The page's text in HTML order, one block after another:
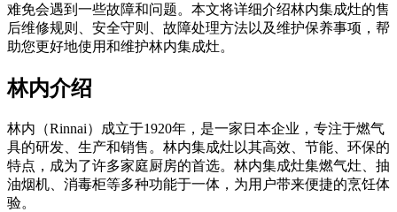
难免会遇到一些故障和问题。本文将详细介绍林内集成灶的售
后维修规则、安全守则、故障处理方法以及维护保养事项，帮
助您更好地使用和维护林内集成灶。
林内介绍
林内（Rinnai）成立于1920年，是一家日本企业，专注于燃气
具的研发、生产和销售。林内集成灶以其高效、节能、环保的
特点，成为了许多家庭厨房的首选。林内集成灶集燃气灶、抽
油烟机、消毒柜等多种功能于一体，为用户带来便捷的烹饪体
验。